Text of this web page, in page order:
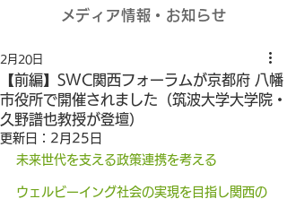
メディア情報・お知らせ
【前編】SWC関西フォーラムが京都府 八幡
市役所で開催されました（筑波大学大学院・
久野譜也教授が登壇）
2月20日
更新日： 2月25日
未来世代を支える政策連携を考える
ウェルビーイング社会の実現を目指し関西の